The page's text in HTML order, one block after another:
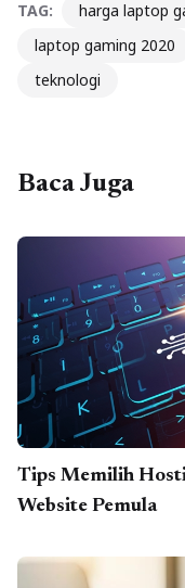
TAG:
harga laptop
laptop gaming 2020
teknologi
Baca Juga
Tips Memilih
Website Pemula